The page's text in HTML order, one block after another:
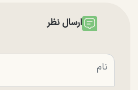
ارسال نظر